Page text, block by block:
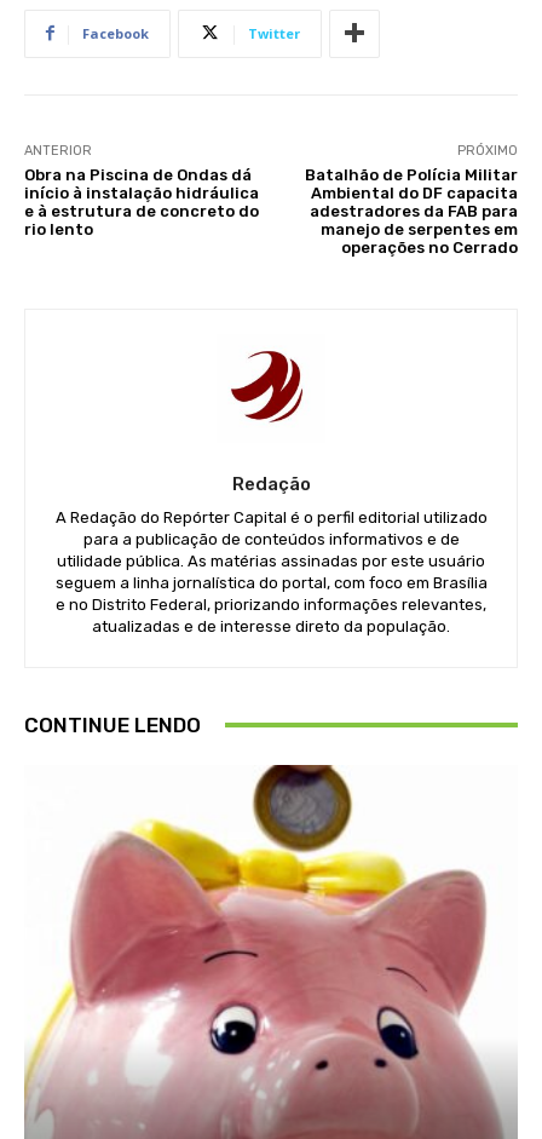
Facebook Twitter
ANTERIOR
Obra na Piscina de Ondas dá
início à instalação hidráulica
e à estrutura de concreto do
rio lento
PRÓXIMO
Batalhão de Polícia Militar
Ambiental do DF capacita
adestradores da FAB para
manejo de serpentes em
operações no Cerrado
Redação
A Redação do Repórter Capital é o perfil editorial utilizado
para a publicação de conteúdos informativos e de
utilidade pública. As matérias assinadas por este usuário
seguem a linha jornalística do portal, com foco em Brasília
e no Distrito Federal, priorizando informações relevantes,
atualizadas e de interesse direto da população.
CONTINUE LENDO